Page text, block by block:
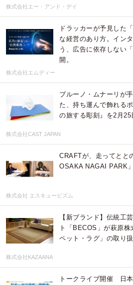
株式会社エー・アンド・デイ
ドラッカーが予見した
な経営のあり方。イン
う、広告に依存しない
開。
株式会社エムディー
ブルーノ・ムナーリが
た、持ち運んで飾れる
の旅する彫刻』を2月
株式会社CAST JAPAN
CRAFTが、走ってとと
OSAKA NAGAI PARK
株式会社 エスキュービズム
【新ブランド】伝統工
ト「BECOS」が萩原
ペット・ラグ」の取り
株式会社KAZAANA
トークライブ開催 日